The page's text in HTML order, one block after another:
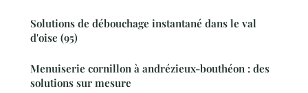
Solutions de débouchage instantané dans le val
d'oise (95)
Menuiserie cornillon à andrézieux-bouthéon : des
solutions sur mesure